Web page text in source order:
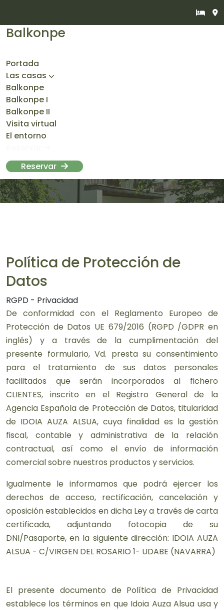
Balkonpe
Portada
Las casas
Balkonpe
Balkonpe I
Balkonpe II
Visita virtual
El entorno
Reservar
Política de Protección de
Datos
RGPD - Privacidad
De conformidad con el Reglamento Europeo de
Protección de Datos UE 679/2016 (RGPD /GDPR en
inglés) y a través de la cumplimentación del
presente formulario, Vd. presta su consentimiento
para el tratamiento de sus datos personales
facilitados que serán incorporados al fichero
CLIENTES, inscrito en el Registro General de la
Agencia Española de Protección de Datos, titularidad
de IDOIA AUZA ALSUA, cuya finalidad es la gestión
fiscal, contable y administrativa de la relación
contractual, así como el envío de información
comercial sobre nuestros productos y servicios.
Igualmente le informamos que podrá ejercer los
derechos de acceso, rectificación, cancelación y
oposición establecidos en dicha Ley a través de carta
certificada, adjuntando fotocopia de su
DNI/Pasaporte, en la siguiente dirección: IDOIA AUZA
ALSUA - C/VIRGEN DEL ROSARIO 1- UDABE (NAVARRA)
El presente documento de Política de Privacidad
establece los términos en que Idoia Auza Alsua usa y